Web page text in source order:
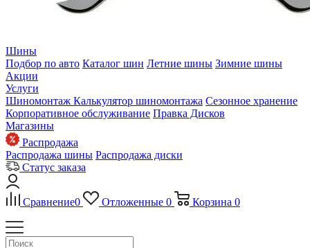
Шины
Подбор по авто Каталог шин Летние шины Зимние шины
Акции
Услуги
Шиномонтаж Калькулятор шиномонтажа Сезонное хранение
Корпоративное обслуживание Правка Дисков
Магазины
Распродажа
Распродажа шины Распродажа диски
Статус заказа
Сравнение0 Отложенные 0 Корзина 0